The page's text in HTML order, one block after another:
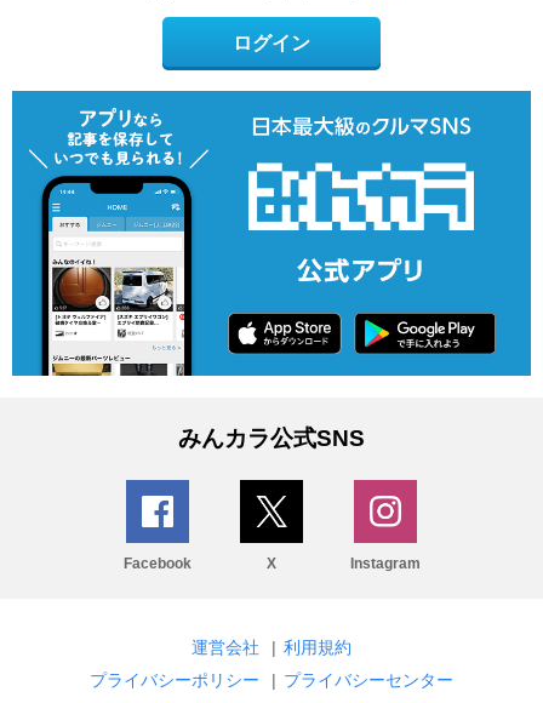
ログイン
みんカラ公式SNS
Facebook X Instagram
運営会社 | 利用規約
プライバシーポリシー
| プライバシーセンター